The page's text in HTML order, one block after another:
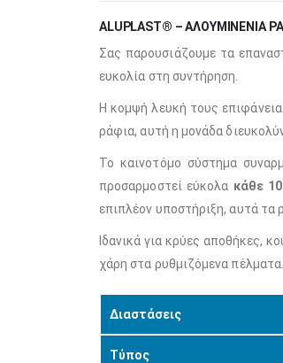
ALUPLAST® – ΑΛΟΥΜΙΝΈΝΙΑ
Σας παρουσιάζουμε τα
ευκολία στη συντήρηση.
Η κομψή λευκή τους
ράφια, αυτή η μονάδα
Το καινοτόμο σύστημα
προσαρμοστεί εύκολα κάθε
επιπλέον υποστήριξη, αυτά τα
Ιδανικά για κρύες αποθήκες,
χάρη στα ρυθμιζόμενα
Διαστάσεις
Τύπος